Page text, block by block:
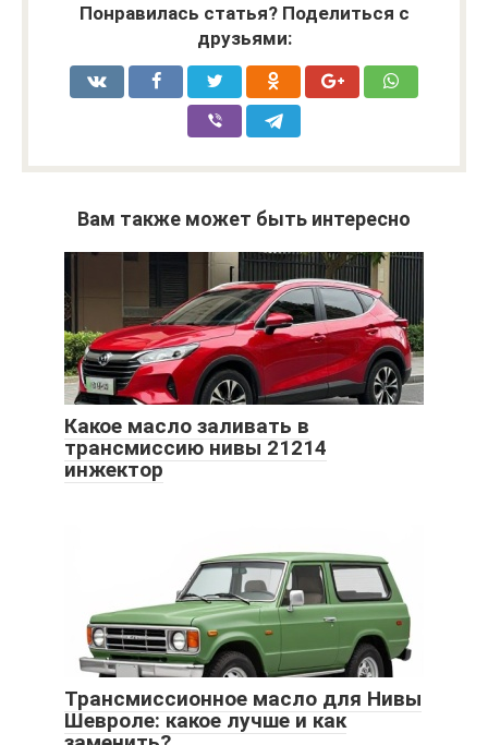
Понравилась статья? Поделиться с
друзьями:
Вам также может быть интересно
Какое масло заливать в
трансмиссию нивы 21214
инжектор
Трансмиссионное масло для Нивы
Шевроле: какое лучше и как